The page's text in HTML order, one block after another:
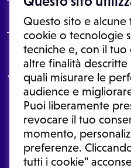
Questo sito e alcune
cookie o tecnologie
tecniche e, con il
altre finalità descritte
quali misurare le
audience e
Puoi liberamente
revocare il tuo
momento,
preferenze.
tutti i cookie"
Le informazioni proposte in
In nessun caso, queste
visita o una diagnosi formulata dal
le informazioni disponibili come
una diagnosi, la determinazione
sospensione di un farmaco
medicina
Condizioni di utilizzo|
Ⓒ 2026 |